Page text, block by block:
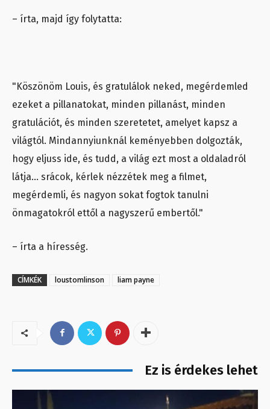
– írta, majd így folytatta:
"Köszönöm Louis, és gratulálok neked, megérdemled
ezeket a pillanatokat, minden pillanást, minden
gratulációt, és minden szeretetet, amelyet kapsz a
világtól. Mindannyiunknál keményebben dolgozták,
hogy eljuss ide, és tudd, a világ ezt most a oldaladról
látja… srácok, kérlek nézzétek meg a filmet,
megérdemli, és nagyon sokat fogtok tanulni
önmagatokról ettől a nagyszerű embertől."
– írta a híresség.
CÍMKÉK loustomlinson liam payne
Ez is érdekes lehet